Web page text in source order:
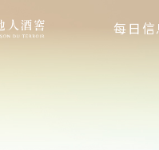
每日信